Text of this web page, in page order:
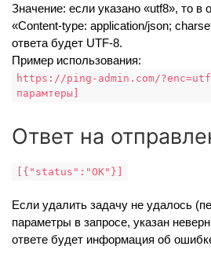
Значение: если указано «utf8», то в
«Content-type: application/json;
ответа будет UTF-8.
Пример использования:
https://ping-admin.com/
парамтеры]
Ответ на
[{"status":"OK"}]
Если удалить задачу не удалось
параметры в запросе, указан
ответе будет информация об